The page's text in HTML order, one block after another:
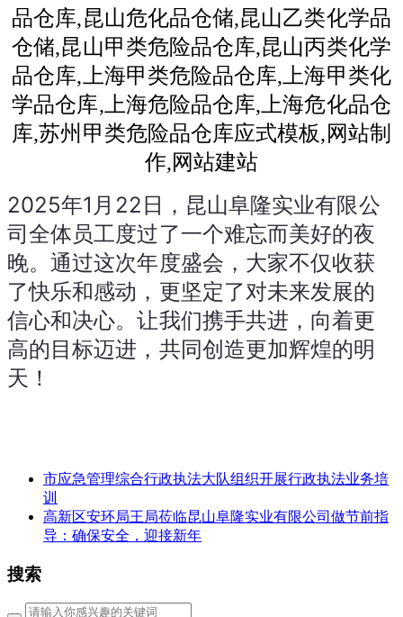
2025年1月22日，昆山阜隆实业有限公
司全体员工度过了一个难忘而美好的夜
晚。通过这次年度盛会，大家不仅收获
了快乐和感动，更坚定了对未来发展的
信心和决心。让我们携手共进，向着更
高的目标迈进，共同创造更加辉煌的明
天！
市应急管理综合行政执法大队组织开展行政执法业务培
训
高新区安环局王局莅临昆山阜隆实业有限公司做节前指
导：确保安全，迎接新年
搜索